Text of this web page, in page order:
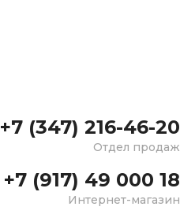
+7 (347) 216-46-20
Отдел продаж
+7 (917) 49 000 18
Интернет-магазин